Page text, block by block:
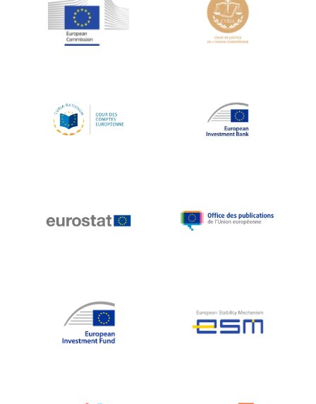
Jean-Louis Schiltz
Jean-Victor Louis
Johnny Åkerholm
Katharien L.C. Hunt
Klaus-Heiner Lehne
Koen LENAERTS
Lars Heikensten